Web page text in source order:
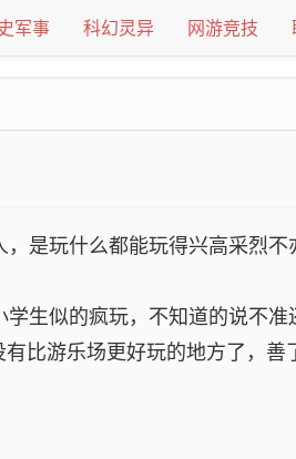
军事 科幻灵异 网游竞技
是玩什么都能玩得兴高采烈不
生似的疯玩，不知道的说不准
比游乐场更好玩的地方了，善